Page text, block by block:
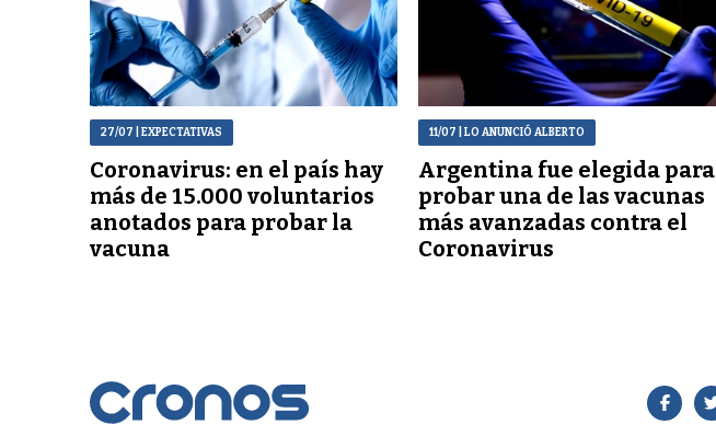
27/07 | EXPECTATIVAS
Coronavirus: en el país hay
más de 15.000 voluntarios
anotados para probar la
vacuna
11/07 | LO ANUNCIÓ ALBERTO
Argentina fue elegida para
probar una de las vacunas
más avanzadas contra el
Coronavirus